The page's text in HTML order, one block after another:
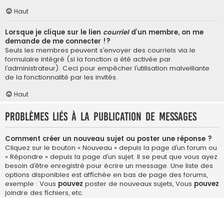
Haut
Lorsque je clique sur le lien courrield’un membre, on me
demande de me connecter !?
Seuls les membres peuvent s’envoyer des courriels via le
formulaire intégré (si la fonction a été activée par
l’administrateur). Ceci pour empêcher l’utilisation malveillante
de la fonctionnalité par les invités.
Haut
Problèmes liés à la publication de messages
Comment créer un nouveau sujet ou poster une réponse ?
Cliquez sur le bouton « Nouveau » depuis la page d’un forum ou
« Répondre » depuis la page d’un sujet. Il se peut que vous ayez
besoin d’être enregistré pour écrire un message. Une liste des
options disponibles est affichée en bas de page des forums,
exemple : Vous pouvez poster de nouveaux sujets, Vous pouvez
joindre des fichiers, etc.